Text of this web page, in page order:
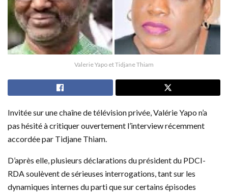
Valerie Yapo et Tidjane Thiam
Invitée sur une chaîne de télévision privée, Valérie Yapo n’a
pas hésité à critiquer ouvertement l’interview récemment
accordée par Tidjane Thiam.
D’après elle, plusieurs déclarations du président du PDCI-
RDA soulèvent de sérieuses interrogations, tant sur les
dynamiques internes du parti que sur certains épisodes